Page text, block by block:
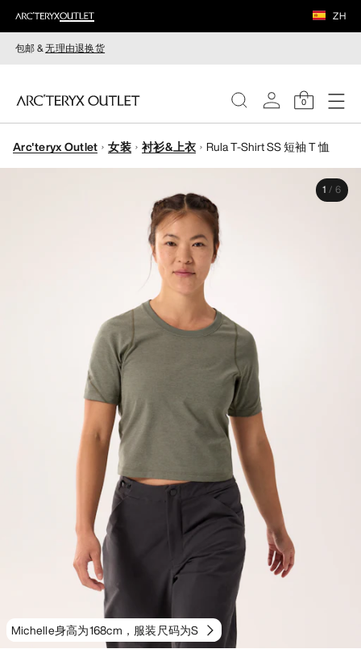
ZH
包邮 &无理由退换货
0
女装
Arc'teryx Outlet 女装 衬衫&上衣 Rula T-Shirt SS 短袖 T 恤
Michelle身高为168cm，服装尺码为S
1 / 6